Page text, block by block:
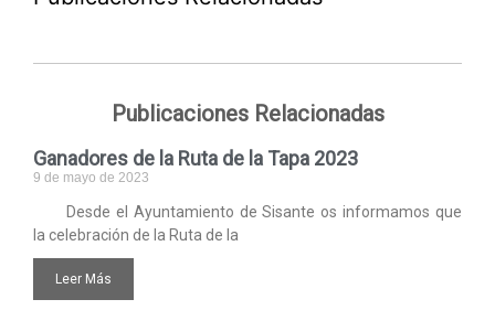
Publicaciones Relacionadas
Ganadores de la Ruta de la Tapa 2023
9 de mayo de 2023
Desde el Ayuntamiento de Sisante os informamos que
la celebración de la Ruta de la
Leer Más